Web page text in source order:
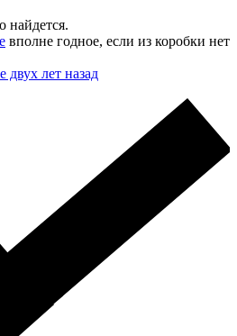
найдется.
вполне годное, если из коробки нет
двух лет назад